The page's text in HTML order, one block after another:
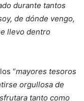
durante tantos
de dónde vengo,
llevo dentro
“mayores tesoros
orgullosa de
tanto como